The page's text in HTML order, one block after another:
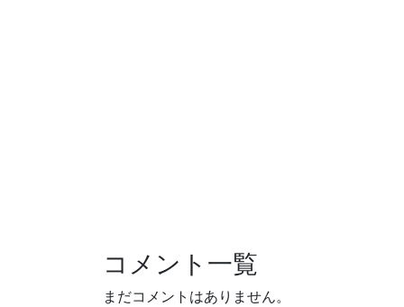
コメント一覧
まだコメントはありません。